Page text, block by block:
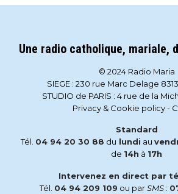
Une radio catholique, mariale,
© 2024 Radio Maria
SIEGE : 230 rue Marc Delage
STUDIO de PARIS : 4 rue de la
Privacy & Cookie policy-
Standard
Tél. 04 94 20 30 88 du lundi au
de 14h à 17h
Intervenez en direct par
Tél. 04 94 209 109 ou parSMS :